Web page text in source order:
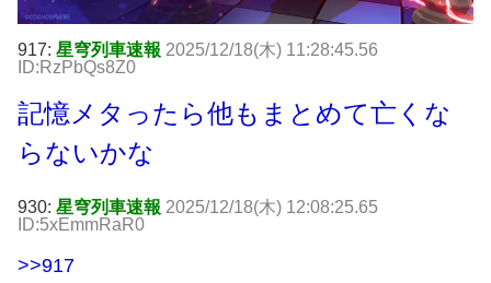
917: 星穹列車速報 2025/12/18(木) 11:28:45.56
ID:RzPbQs8Z0
記憶メタったら他もまとめて亡くな
らないかな
930: 星穹列車速報 2025/12/18(木) 12:08:25.65
ID:5xEmmRaR0
>>917